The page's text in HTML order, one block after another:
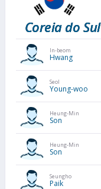
Coreia do Sul
In-beom
Hwang
Seol
Young-woo
Heung-Min
Son
Heung-Min
Son
Seungho
Paik